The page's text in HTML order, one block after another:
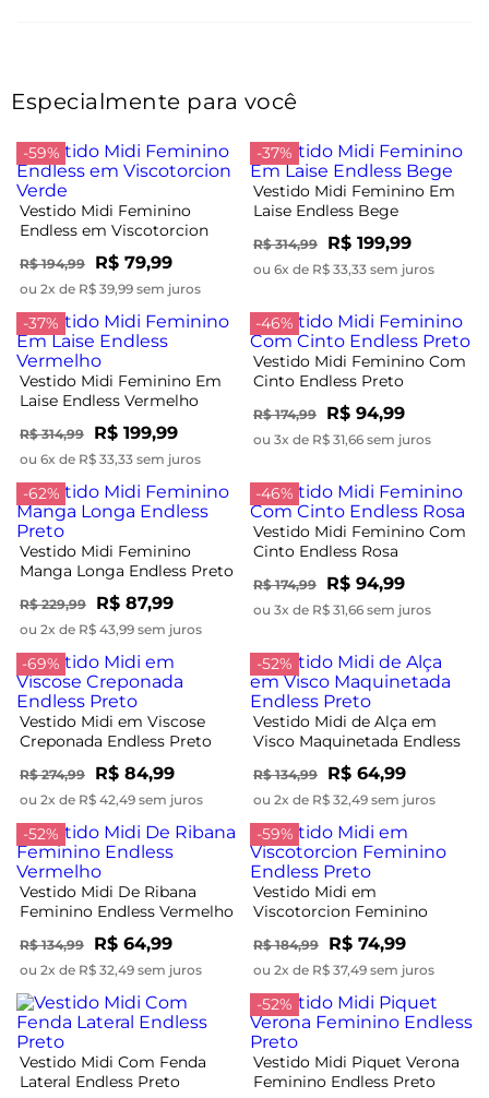
Especialmente para você
-59%
Vestido Midi Feminino
Endless em Viscotorcion
R$ 194,99 R$ 79,99
ou 2x de R$ 39,99 sem juros
-37%
Vestido Midi Feminino Em
Laise Endless Bege
R$ 314,99 R$ 199,99
ou 6x de R$ 33,33 sem juros
-37%
Vestido Midi Feminino Em
Laise Endless Vermelho
R$ 314,99 R$ 199,99
ou 6x de R$ 33,33 sem juros
-46%
Vestido Midi Feminino Com
Cinto Endless Preto
R$ 174,99 R$ 94,99
ou 3x de R$ 31,66 sem juros
-62%
Vestido Midi Feminino
Manga Longa Endless Preto
R$ 229,99 R$ 87,99
ou 2x de R$ 43,99 sem juros
-46%
Vestido Midi Feminino Com
Cinto Endless Rosa
R$ 174,99 R$ 94,99
ou 3x de R$ 31,66 sem juros
-69%
Vestido Midi em Viscose
Creponada Endless Preto
R$ 274,99 R$ 84,99
ou 2x de R$ 42,49 sem juros
-52%
Vestido Midi de Alça em
Visco Maquinetada Endless
R$ 134,99 R$ 64,99
ou 2x de R$ 32,49 sem juros
-52%
Vestido Midi De Ribana
Feminino Endless Vermelho
R$ 134,99 R$ 64,99
ou 2x de R$ 32,49 sem juros
-59%
Vestido Midi em
Viscotorcion Feminino
Endless Preto
R$ 184,99 R$ 74,99
ou 2x de R$ 37,49 sem juros
Vestido Midi Com Fenda
Lateral Endless Preto
-52%
Vestido Midi Piquet Verona
Feminino Endless Preto